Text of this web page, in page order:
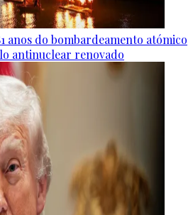
anos do bombardeamento atómico
antinuclear renovado